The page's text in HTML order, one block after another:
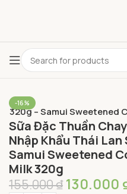
-16%
320g – Samui
Sữa Đặc Thuần
Nhập Khẩu Thái Lan
Samui Sweetened
Milk 320g
155.000₫ 130.000